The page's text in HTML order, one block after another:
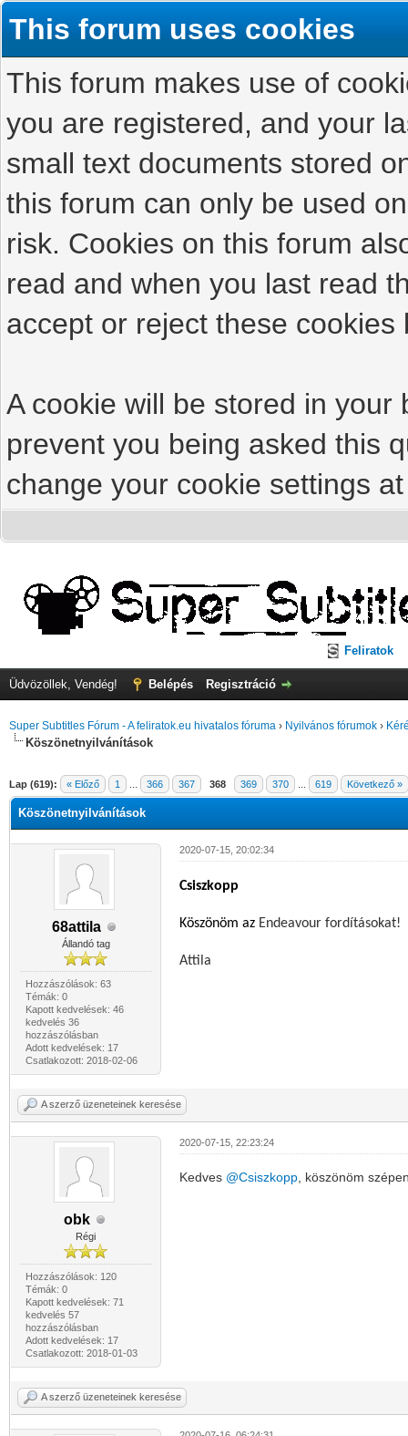
This forum uses cookies
This forum makes use of
you are registered, and your
small text documents stored
this forum can only be used
risk. Cookies on this forum
read and when you last read
accept or reject these cookies
A cookie will be stored in
prevent you being asked this
change your cookie settings
Feliratok
Üdvözöllek, Vendég! Belépés Regisztráció
Super Subtitles Fórum - A feliratok.eu hivatalos fóruma › Nyilvános fórumok ›
Köszönetnyilvánítások
Lap (619): « Előző 1 366 367 368 369 370 619 Következő »
Köszönetnyilvánítások
68attila
Állandó tag
Hozzászólások: 63
Témák: 0
Kapott kedvelések: 46
kedvelés 36
hozzászólásban
Adott kedvelések: 17
Csatlakozott: 2018-02-06
2020-07-15, 20:02:34
Csiszkopp
Köszönöm az Endeavour fordításokat!
Attila
A szerző üzeneteinek keresése
obk
Régi
Hozzászólások: 120
Témák: 0
Kapott kedvelések: 71
kedvelés 57
hozzászólásban
Adott kedvelések: 17
Csatlakozott: 2018-01-03
2020-07-15, 22:23:24
Kedves @Csiszkopp, köszönöm
A szerző üzeneteinek keresése